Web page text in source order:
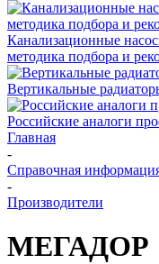
Канализационные
методика подбора и
Вертикальные
Российские аналоги
Главная
-
Справочная
-
Производители
МЕГАДОР